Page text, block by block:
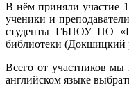
В нём приняли участие
ученики и
студенты ГБПОУ ПО
библиотеки (Докшицкий
Всего от участников мы
английском языке